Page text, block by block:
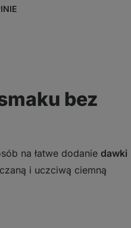
bez
na łatwe dodanie dawki
i uczciwą ciemną